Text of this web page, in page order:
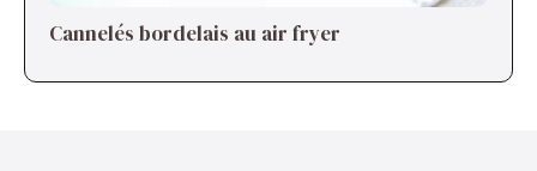
Cannelés bordelais au air fryer